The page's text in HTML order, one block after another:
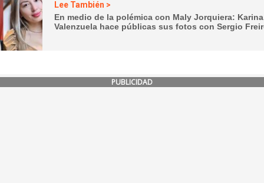
Lee También >
En medio de la polémica con Maly Jorquiera: Karina
Valenzuela hace públicas sus fotos con Sergio
PUBLICIDAD